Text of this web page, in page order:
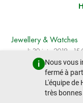
Nous vous
fermé à
L'équipe de
très
Jewellery & Watches
samedi 30 juin 2018 -
lot précédent
Seaman